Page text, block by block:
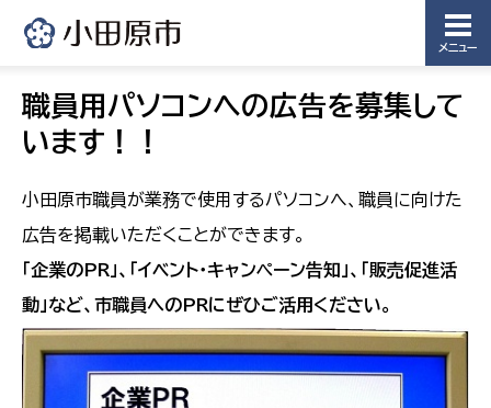
メニュー
職員用パソコンへの広告を募集して
います！！
小田原市職員が業務で使用するパソコンへ、職員に向けた
広告を掲載いただくことができます。
「企業のPR」、「イベント・キャンペーン告知」、「販売促進活
動」など、市職員へのPRにぜひご活用ください。